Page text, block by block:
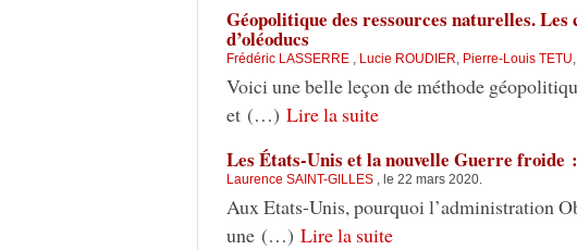
Géopolitique des ressources naturelles. Les
d’oléoducs
Frédéric LASSERRE Lucie ROUDIER Pierre-Louis TETU
Voici une belle leçon de méthode
et (…) Lire la suite
Les États-Unis et la nouvelle Guerre froide
Laurence SAINT-GILLES , le 22 mars 2020.
Aux Etats-Unis, pourquoi l’administration
une (…) Lire la suite